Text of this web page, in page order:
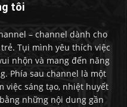
tôi
– channel dành cho
Tụi mình yêu thích việc
nhộn và mang đến năng
Phía sau channel là một
việc sáng tạo, nhiệt huyết
những nội dung gần